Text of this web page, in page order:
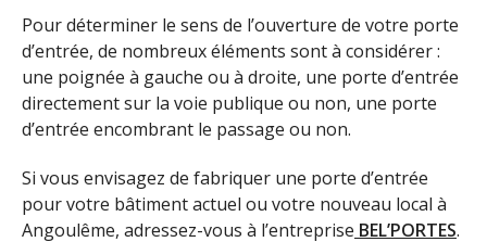
Pour déterminer le sens de l’ouverture de votre porte
d’entrée, de nombreux éléments sont à considérer :
une poignée à gauche ou à droite, une porte d’entrée
directement sur la voie publique ou non, une porte
d’entrée encombrant le passage ou non.
Si vous envisagez de fabriquer une porte d’entrée
pour votre bâtiment actuel ou votre nouveau local à
Angoulême, adressez-vous à l’entreprise BEL’PORTES.